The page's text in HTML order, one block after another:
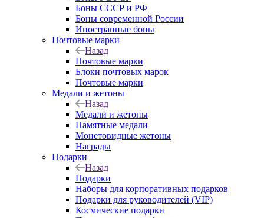
Боны СССР и РФ
Боны современной России
Иностранные боны
Почтовые марки
Назад
Почтовые марки
Блоки почтовых марок
Почтовые марки
Медали и жетоны
Назад
Медали и жетоны
Памятные медали
Монетовидные жетоны
Награды
Подарки
Назад
Подарки
Наборы для корпоративных подарков
Подарки для руководителей (VIP)
Космические подарки